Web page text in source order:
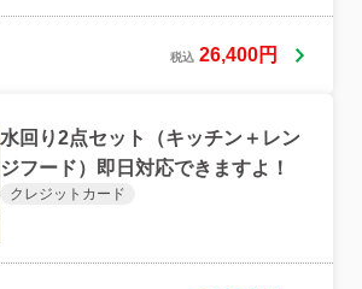
税込 26,400円
水回り2点セット（キッチン＋レン
ジフード）即日対応できますよ！
クレジットカード